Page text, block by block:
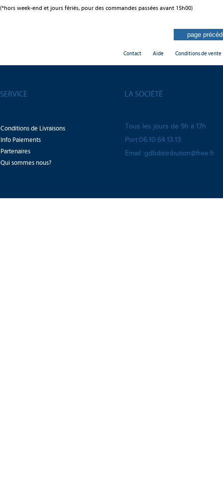
(*hors week-end et jours fériés, pour des commandes passées avant 15h00)
Contact Aide Conditions de vente
SERVICE LA SOCIÉTÉ
Conditions de Livraisons
Info Paiements
Partenaires
Qui sommes nous?
Tous les jours de 9h à 17h
Port:06.10.64.13.13
Email :gdbdistribution@free.fr